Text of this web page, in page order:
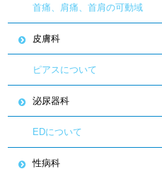
首痛、肩痛、首肩の可動域
皮膚科
ピアスについて
泌尿器科
EDについて
性病科